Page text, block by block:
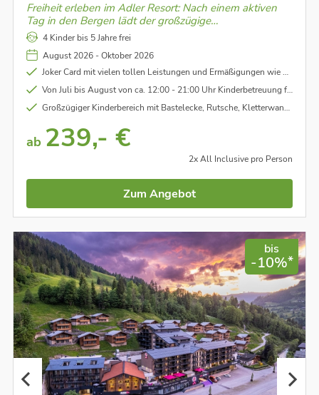
Freiheit erleben im Adler Resort: Nach einem aktiven
Tag in den Bergen lädt der großzügige
Wellnessbereich zum Abschalten ein – mit einem
beheizten Pool und dem wohl schönsten
Panoramablick ins Tal.
4 Kinder bis 5 Jahre frei
August 2026 - Oktober 2026
Joker Card mit vielen tollen Leistungen und Ermäßigungen wie Käpt´n Hook Erlebnisbad, Wasserspielplatz, Märchenwald, uvm. für Aufenthalte bis 06.10.26 - unter Vorbehalt
Von Juli bis August von ca. 12:00 - 21:00 Uhr Kinderbetreuung für Kinder ab 3 Jahre
Großzügiger Kinderbereich mit Bastelecke, Rutsche, Kletterwand, Kinderkino, abwechslungsreiches Spaßprogramm uvm.
ab 239,- €
2x All Inclusive pro Person
Zum Angebot
bis
-10%*